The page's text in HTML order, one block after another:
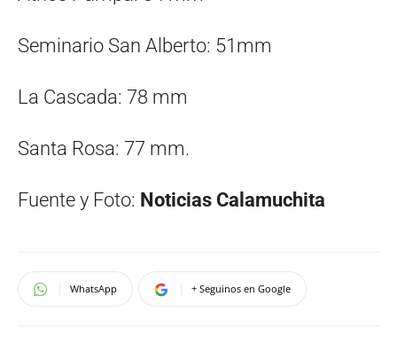
Seminario San Alberto: 51mm
La Cascada: 78 mm
Santa Rosa: 77 mm.
Fuente y Foto: Noticias Calamuchita
WhatsApp + Seguinos en Google